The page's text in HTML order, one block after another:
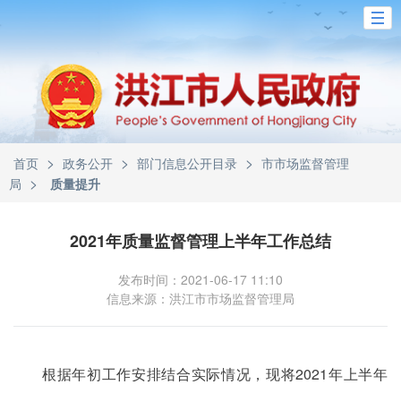
首页 > 政务公开 > 部门信息公开目录 > 市市场监督管理
局 > 质量提升
2021年质量监督管理上半年工作总结
发布时间：2021-06-17 11:10
信息来源：洪江市市场监督管理局
根据年初工作安排结合实际情况，现将2021年上半年